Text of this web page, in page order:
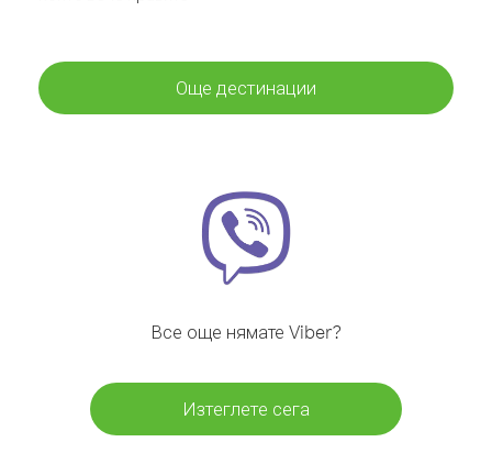
Още дестинации
Все още нямате Viber?
Изтеглете сега